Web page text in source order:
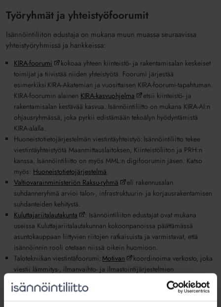
Työryhmät ja yhteistyöfoorumit
Isännöintiliiton edustaja on mukana muun muassa seuraavissa
yhteistyöryhmissä ja hankkeissa:
KIRA-foorumi
kokoaa yhteen kiinteistö- ja rakentamisalan keskeiset
toimijat ja tiivistää niiden yhteistyötä. Foorumi järjestää
esimerkiksi KIRA-Akatemian ja vuosittaisen KIRA-foorumi-tapahtuman.
KIRA-foorumin alainen KIRA-kasvuohjelma
etsii kiinteistö- ja
rakentamisalan kestävää kasvua. Isännöintiliitto on mukana KIRA-AI:n
ohjausryhmässä, joka pyrkii edistämään tekoälyn hyödyntämistä
KIRA-alalla.
Huoneistotietojärjestelmän viestintäyhteistyö: Isännöintiliitto tekee
viestintäyhteistyötä Maanmittauslaitoksen, Kiinteistöliiton ja PRH:n
kanssa. Isännöintiliitto on myös MML:n digifoorumin jäsen. Katso
myös: Huoneistotietojärjestelmä.
Valtiovarainministeriön Raksu-ryhmä
eli rakennusalan
suhdanneryhmä arvioi talon-, infrastruktuurin- ja korjausrakentamisen
suhdanteiden kehitystä.
Kuluttajariitalautakunta
: Isännöintiliiton edustajat ovat mukana
useissa Kuluttajariitalautakunnan kokoonpanoissa päättämässä
asuntokauppaan liittyvien riitojen ratkaisuista ja varmistavat, että
isännöinnin rooli otetaan niissä oikein huomioon.
Talotekniikan viestintäfoorumi:Motivan
koordinoima verkosto, joka
viestii lämmitys-, ilmanvaihto- ja ilmastointijärjestelmien
energiatehokkuuden parantamisesta. Neuvonnan kautta edistetään
rakennusten energiatehokkuusdirektiivin velvoitteita. Isännöintiliiton